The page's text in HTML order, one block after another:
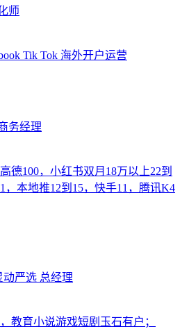
师
Tik Tok 海外开户运营
务经理
德100，小红书双月18万以上22到
，本地推12到15，快手11，腾讯K4
动严选 总经理
教育小说游戏短剧玉石有户；